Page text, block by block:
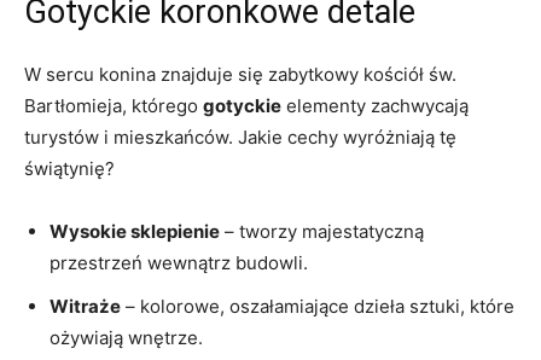
Gotyckie koronkowe‍ detale
W sercu konina znajduje się zabytkowy kościół św.
Bartłomieja, którego gotyckie elementy zachwycają
turystów⁤ i mieszkańców. Jakie cechy wyróżniają tę
świątynię?
Wysokie sklepienie – tworzy majestatyczną
przestrzeń wewnątrz budowli.
Witraże – kolorowe, oszałamiające ⁣dzieła sztuki, które
ożywiają ⁣wnętrze.